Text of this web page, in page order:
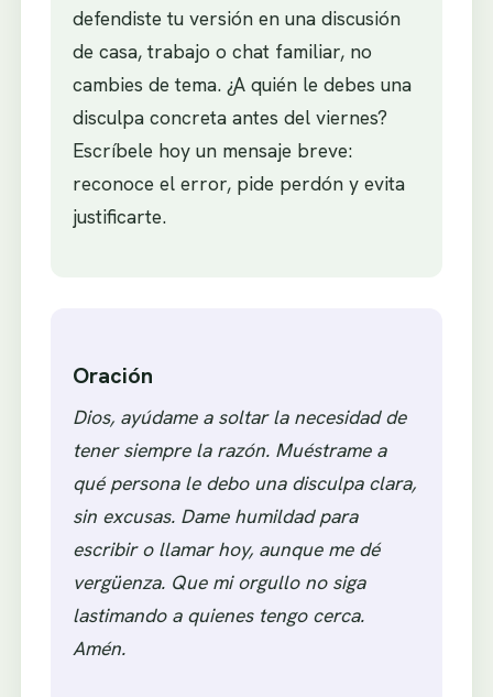
defendiste tu versión en una discusión
de casa, trabajo o chat familiar, no
cambies de tema. ¿A quién le debes una
disculpa concreta antes del viernes?
Escríbele hoy un mensaje breve:
reconoce el error, pide perdón y evita
justificarte.
Oración
Dios, ayúdame a soltar la necesidad de
tener siempre la razón. Muéstrame a
qué persona le debo una disculpa clara,
sin excusas. Dame humildad para
escribir o llamar hoy, aunque me dé
vergüenza. Que mi orgullo no siga
lastimando a quienes tengo cerca.
Amén.